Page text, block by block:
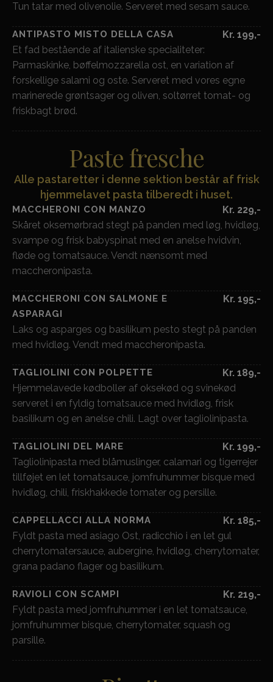
Tun tatar med olivenolie. Serveret med sesam sauce.
ANTIPASTO MISTO DELLA CASA
Kr. 199,-
Et fad bestående af italienske specialiteter:
Parmaskinke, bøffelmozzarella ost, en variation af
forskellige salami og oste. Serveret med vores egne
marinerede grøntsager og oliven, soltørret tomat- og
friskbagt brød.
Paste fresche
Alle pastaretter i denne sektion består af frisk
hjemmelavet pasta tilberedt i huset.
MACCHERONI CON MANZO
Kr. 229,-
Skåret oksemørbrad stegt på panden med løg, hvidløg,
svampe og frisk babyspinat med en anelse hvidvin,
fløde og tomatsauce. Vendt nænsomt med
maccheronipasta.
MACCHERONI CON SALMONE E
ASPARAGI
Kr. 195,-
Laks og asparges og basilikum pesto stegt på panden
med hvidløg. Vendt med maccheronipasta.
TAGLIOLINI CON POLPETTE
Kr. 189,-
Hjemmelavede kødboller af oksekød og svinekød
serveret i en fyldig tomatsauce med hvidløg, frisk
basilikum og en anelse chili. Lagt over tagliolinipasta.
TAGLIOLINI DEL MARE
Kr. 199,-
Tagliolinipasta med blåmuslinger, calamari og tigerrejer
tillføjet en let tomatsauce, jomfruhummer bisque med
hvidløg, chili, friskhakkede tomater og persille.
CAPPELLACCI ALLA NORMA
Kr. 185,-
Fyldt pasta med asiago Ost, radicchio i en let gul
cherrytomatersauce, aubergine, hvidløg, cherrytomater,
grana padano flager og basilikum.
RAVIOLI CON SCAMPI
Kr. 219,-
Fyldt pasta med jomfruhummer i en let tomatsauce,
jomfruhummer bisque, cherrytomater, squash og
parsille.